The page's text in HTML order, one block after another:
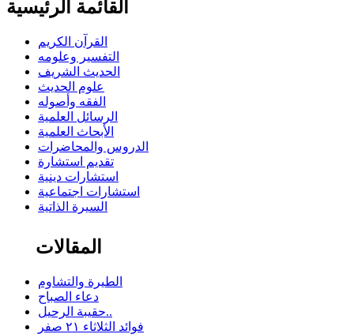
القائمة الرئيسية
القرآن الكريم
التفسير وعلومه
الحديث الشريف
علوم الحديث
الفقه وأصوله
الرسائل العلمية
الأبحاث العلمية
الدروس والمحاضرات
تقديم استشارة
استشارات دينية
استشارات اجتماعية
السيرة الذاتية
المقالات
الطيرة والتشاوم
دعاء الصباح
حقيبة الرحيل..
فوائد الثلاثاء ٢١ صفر